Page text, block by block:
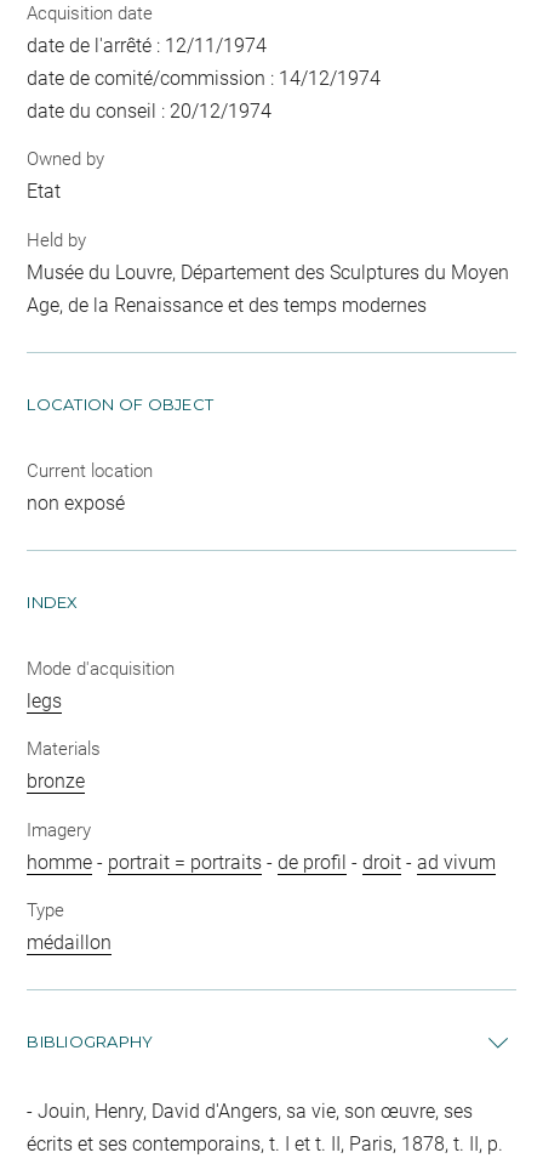
Acquisition date
date de l'arrêté : 12/11/1974
date de comité/commission : 14/12/1974
date du conseil : 20/12/1974
Owned by
Etat
Held by
Musée du Louvre, Département des Sculptures du Moyen
Age, de la Renaissance et des temps modernes
LOCATION OF OBJECT
Current location
non exposé
INDEX
Mode d'acquisition
legs
Materials
bronze
Imagery
homme - portrait = portraits -de profil -droit -ad vivum
Type
médaillon
BIBLIOGRAPHY
Jouin, Henry, David d'Angers, sa vie, son œuvre, ses
écrits et ses contemporains, t. I et t. II, Paris, 1878, t. II, p.